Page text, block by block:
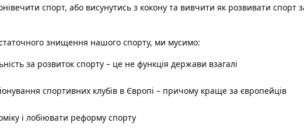
спорт, або висунутись з кокону та вивчити як розвивати спорт
знищення нашого спорту, ми мусимо:
за розвиток спорту – це не функція держави взагалі
спортивних клубів в Європі – причому краще за європейців
і лобіювати реформу спорту